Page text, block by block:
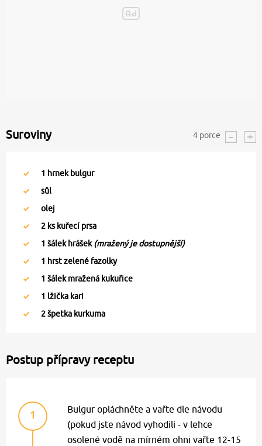
Suroviny 4 porce
1 hrnek bulgur
sůl
olej
2 ks kuřecí prsa
1 šálek hrášek(mražený je dostupnější)
1 hrst zelené fazolky
1 šálek mražená kukuřice
1 lžička kari
2špetka kurkuma
Postup přípravy receptu
1
Bulgur opláchněte a vařte dle návodu
(pokud jste návod vyhodili - v lehce
osolené vodě na mírném ohni vařte 12-15